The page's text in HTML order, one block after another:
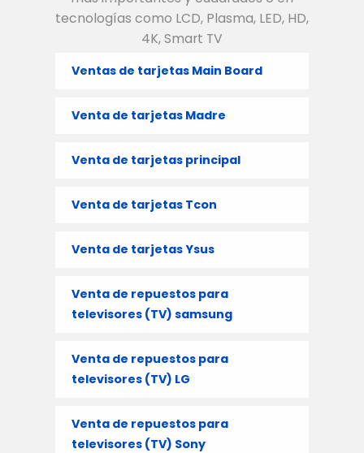
tecnologías como LCD, Plasma, LED, HD,
4K, Smart TV
Ventas de tarjetas Main Board
Venta de tarjetas Madre
Venta de tarjetas principal
Venta de tarjetas Tcon
Venta de tarjetas Ysus
Venta de repuestos para
televisores (TV) samsung
Venta de repuestos para
televisores (TV) LG
Venta de repuestos para
televisores (TV) Sony